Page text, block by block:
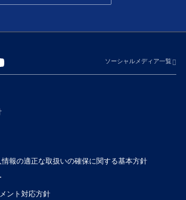
ソーシャルメディア一覧
報の適正な取扱いの確保に関する基本方針
ント対応方針